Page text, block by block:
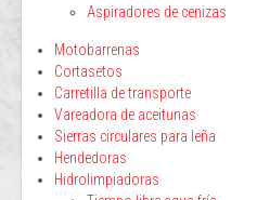
Aspiradores de cenizas
Motobarrenas
Cortasetos
Carretilla de transporte
Vareadora de aceitunas
Sierras circulares para leña
Hendedoras
Hidrolimpiadoras